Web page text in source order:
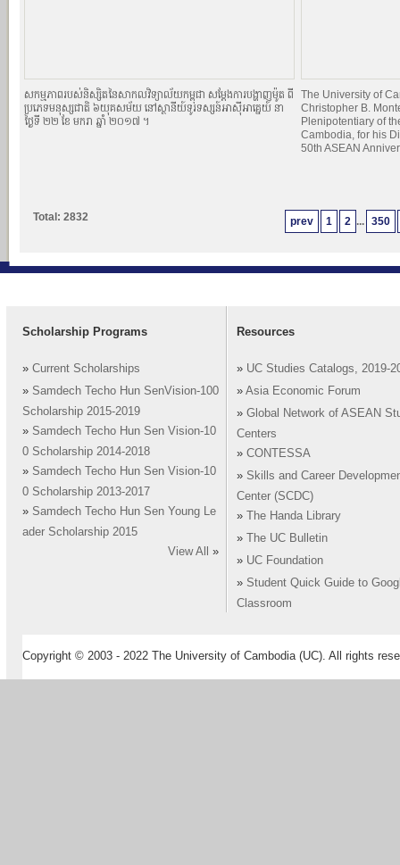
សកម្មភាពរបស់និស្សិតនៃសាកលវិទ្យាល័យកម្ពុជា សម្ដែងការបង្ហាញម៉ូត ពី
ប្រភេទមនុស្សជាតិ ៦យុគសម័យ នៅស្ថានីយ៍ទូរទស្សន៍អាស៊ីអាគ្នេយ៍ នា
ថ្ងៃទី ២២ ខែ មករា ឆ្នាំ ២០១៧ ។
The University of
Christopher B.
Plenipotentiary of
Cambodia, for his
50th ASEAN
prev 1 2 ... 350
Total: 2832
Scholarship Programs
» Current Scholarships
» Samdech Techo Hun SenVision-100
Scholarship 2015-2019
» Samdech Techo Hun Sen Vision-10
0 Scholarship 2014-2018
» Samdech Techo Hun Sen Vision-10
0 Scholarship 2013-2017
» Samdech Techo Hun Sen Young Le
ader Scholarship 2015
View All
»
Resources
» UC Studies Catalogs, 2019-
» Asia Economic Forum
» Global Network of ASEAN
Centers
» CONTESSA
» Skills and Career
Center (SCDC)
»
The Handa Library
»
The UC Bulletin
» UC Foundation
» Student Quick Guide to
Classroom
Copyright © 2003 - 2022 The University of Cambodia (UC). All rights